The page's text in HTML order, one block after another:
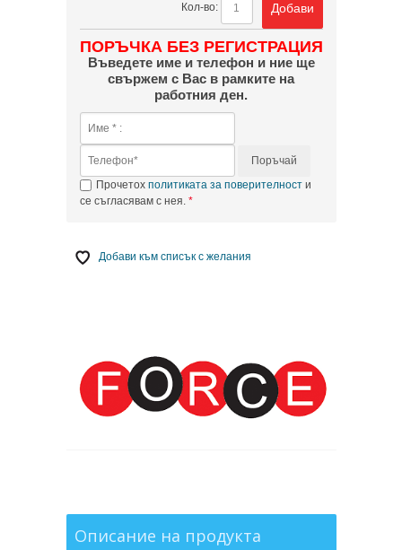
Кол-во: Добави
ПОРЪЧКА БЕЗ РЕГИСТРАЦИЯ
Въведете име и телефон и ние ще
свържем с Вас в рамките на
работния ден.
Поръчай
Прочетох политиката за поверителности
се съгласявам с нея.
Добави към списък с желания
Описание на продукта